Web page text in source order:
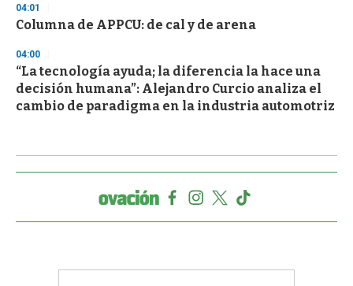
04:01
Columna de APPCU: de cal y de arena
04:00
“La tecnología ayuda; la diferencia la hace una
decisión humana”: Alejandro Curcio analiza el
cambio de paradigma en la industria automotriz